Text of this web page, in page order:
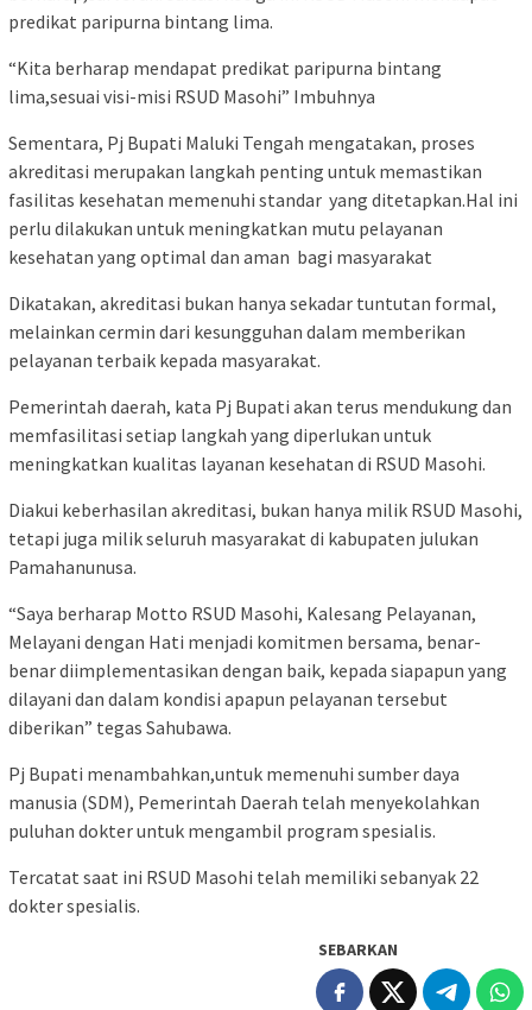
predikat paripurna bintang lima.
“Kita berharap mendapat predikat paripurna bintang
lima,sesuai visi-misi RSUD Masohi” Imbuhnya
Sementara, Pj Bupati Maluki Tengah mengatakan, proses
akreditasi merupakan langkah penting untuk memastikan
fasilitas kesehatan memenuhi standar yang ditetapkan.Hal ini
perlu dilakukan untuk meningkatkan mutu pelayanan
kesehatan yang optimal dan aman bagi masyarakat
Dikatakan, akreditasi bukan hanya sekadar tuntutan formal,
melainkan cermin dari kesungguhan dalam memberikan
pelayanan terbaik kepada masyarakat.
Pemerintah daerah, kata Pj Bupati akan terus mendukung dan
memfasilitasi setiap langkah yang diperlukan untuk
meningkatkan kualitas layanan kesehatan di RSUD Masohi.
Diakui keberhasilan akreditasi, bukan hanya milik RSUD Masohi,
tetapi juga milik seluruh masyarakat di kabupaten julukan
Pamahanunusa.
“Saya berharap Motto RSUD Masohi, Kalesang Pelayanan,
Melayani dengan Hati menjadi komitmen bersama, benar-
benar diimplementasikan dengan baik, kepada siapapun yang
dilayani dan dalam kondisi apapun pelayanan tersebut
diberikan” tegas Sahubawa.
Pj Bupati menambahkan,untuk memenuhi sumber daya
manusia (SDM), Pemerintah Daerah telah menyekolahkan
puluhan dokter untuk mengambil program spesialis.
Tercatat saat ini RSUD Masohi telah memiliki sebanyak 22
dokter spesialis.
SEBARKAN